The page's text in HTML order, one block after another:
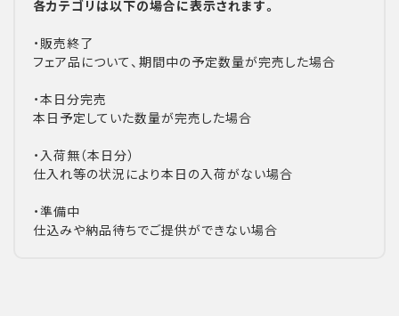
各カテゴリは以下の場合に表示されます。
・販売終了
フェア品について、期間中の予定数量が完売した場合
・本日分完売
本日予定していた数量が完売した場合
・入荷無（本日分）
仕入れ等の状況により本日の入荷がない場合
・準備中
仕込みや納品待ちでご提供ができない場合